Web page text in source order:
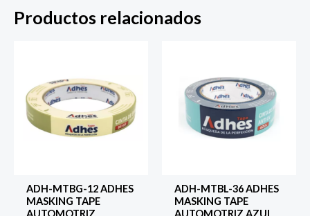
II
cantidad
Productos relacionados
ADH-MTBG-12 ADHES
MASKING TAPE
ADH-MTBL-36 ADHES
MASKING TAPE